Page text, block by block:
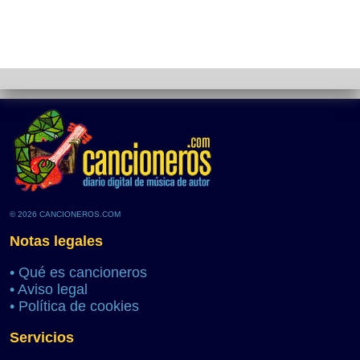
© 2026 CANCIONEROS.COM
Notas legales
• Qué es cancioneros
• Aviso legal
• Política de cookies
Servicios